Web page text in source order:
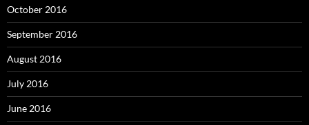
October 2016
September 2016
August 2016
July 2016
June 2016